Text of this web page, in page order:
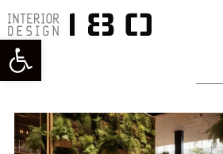
פתח